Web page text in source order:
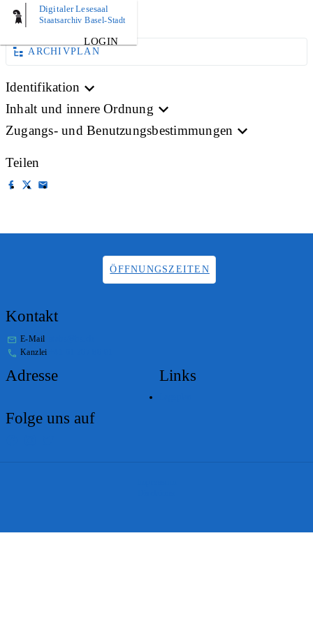
Digitaler Lesesaal
Staatsarchiv Basel-Stadt
LOGIN
BILD
ARCHIVPLAN
Identifikation
Inhalt und innere Ordnung
Zugangs- und Benutzungsbestimmungen
Teilen
ÖFFNUNGSZEITEN
Kontakt
E-Mail
Kanzlei
Adresse Links
Folge uns auf